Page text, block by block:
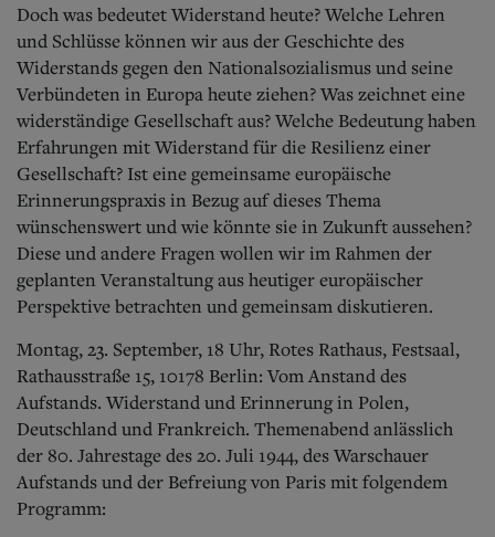
Doch was bedeutet Widerstand heute? Welche Lehren
und Schlüsse können wir aus der Geschichte des
Widerstands gegen den Nationalsozialismus und seine
Verbündeten in Europa heute ziehen? Was zeichnet eine
widerständige Gesellschaft aus? Welche Bedeutung haben
Erfahrungen mit Widerstand für die Resilienz einer
Gesellschaft? Ist eine gemeinsame europäische
Erinnerungspraxis in Bezug auf dieses Thema
wünschenswert und wie könnte sie in Zukunft aussehen?
Diese und andere Fragen wollen wir im Rahmen der
geplanten Veranstaltung aus heutiger europäischer
Perspektive betrachten und gemeinsam diskutieren.
Montag, 23. September, 18 Uhr, Rotes Rathaus, Festsaal,
Rathausstraße 15, 10178 Berlin: Vom Anstand des
Aufstands. Widerstand und Erinnerung in Polen,
Deutschland und Frankreich. Themenabend anlässlich
der 80. Jahrestage des 20. Juli 1944, des Warschauer
Aufstands und der Befreiung von Paris mit folgendem
Programm: